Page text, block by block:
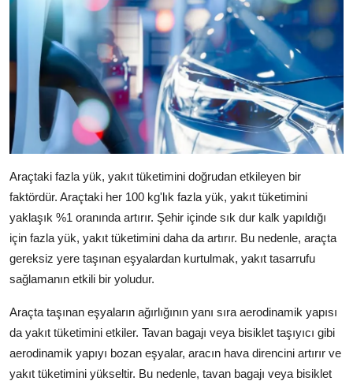
Araçtaki fazla yük, yakıt tüketimini doğrudan etkileyen bir
faktördür. Araçtaki her 100 kg'lık fazla yük, yakıt tüketimini
yaklaşık %1 oranında artırır. Şehir içinde sık dur kalk yapıldığı
için fazla yük, yakıt tüketimini daha da artırır. Bu nedenle, araçta
gereksiz yere taşınan eşyalardan kurtulmak, yakıt tasarrufu
sağlamanın etkili bir yoludur.
Araçta taşınan eşyaların ağırlığının yanı sıra aerodinamik yapısı
da yakıt tüketimini etkiler. Tavan bagajı veya bisiklet taşıyıcı gibi
aerodinamik yapıyı bozan eşyalar, aracın hava direncini artırır ve
yakıt tüketimini yükseltir. Bu nedenle, tavan bagajı veya bisiklet